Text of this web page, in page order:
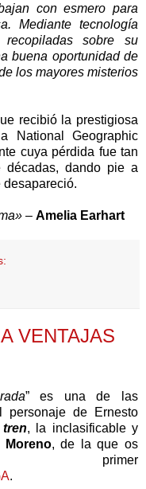
con esmero para
Mediante tecnología
sobre su
buena oportunidad de
los mayores misterios
recibió la prestigiosa
National Geographic
cuya pérdida fue tan
décadas, dando pie a
desapareció.
– Amelia Earhart
VENTAJAS
” es una de las
personaje de Ernesto
, la inclasificable y
Moreno, de la que os
primer
.